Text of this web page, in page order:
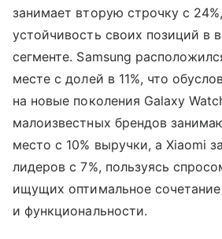
занимает вторую строчку с
устойчивость своих позиций в
сегменте. Samsung
месте с долей в 11%, что
на новые поколения Galaxy
малоизвестных брендов
место с 10% выручки, а Xiaomi
лидеров с 7%, пользуясь
ищущих оптимальное
и функциональности.